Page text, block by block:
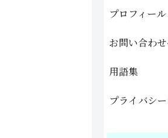
プロフィール
お問い合わ
用語集
プライバシ